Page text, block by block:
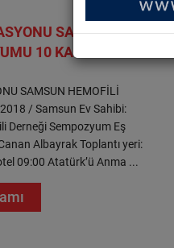
SAMSUN
10 KASIM 2018
SAMSUN HEMOFİLİ
/ Samsun Ev Sahibi:
Derneği Sempozyum Eş
Albayrak Toplantı yeri:
09:00 Atatürk’ü Anma ...